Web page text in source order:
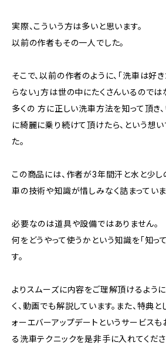
実際、こういう方は多いと思います。
以前の作者もその一人でした。
そこで、以前の作者のように、「洗⾞は好
らない」⽅は世の中にたくさんいるのでは
多くの ⽅に正しい洗⾞⽅法を知って頂き
に綺麗に乗り続けて頂けたら、という想
た。
この商品には、作者が3年間汗と水と少
車の技術や知識が惜しみなく詰まっていま
必要なのは道具や設備ではありません。
何をどうやって使うかという知識を「知っ
す。
よりスムーズに内容をご理解頂けるよう
く、動画でも解説しています。また、特典
ォーエバーアップデートというサービスも
る洗車テクニックを是非手に入れてくださ